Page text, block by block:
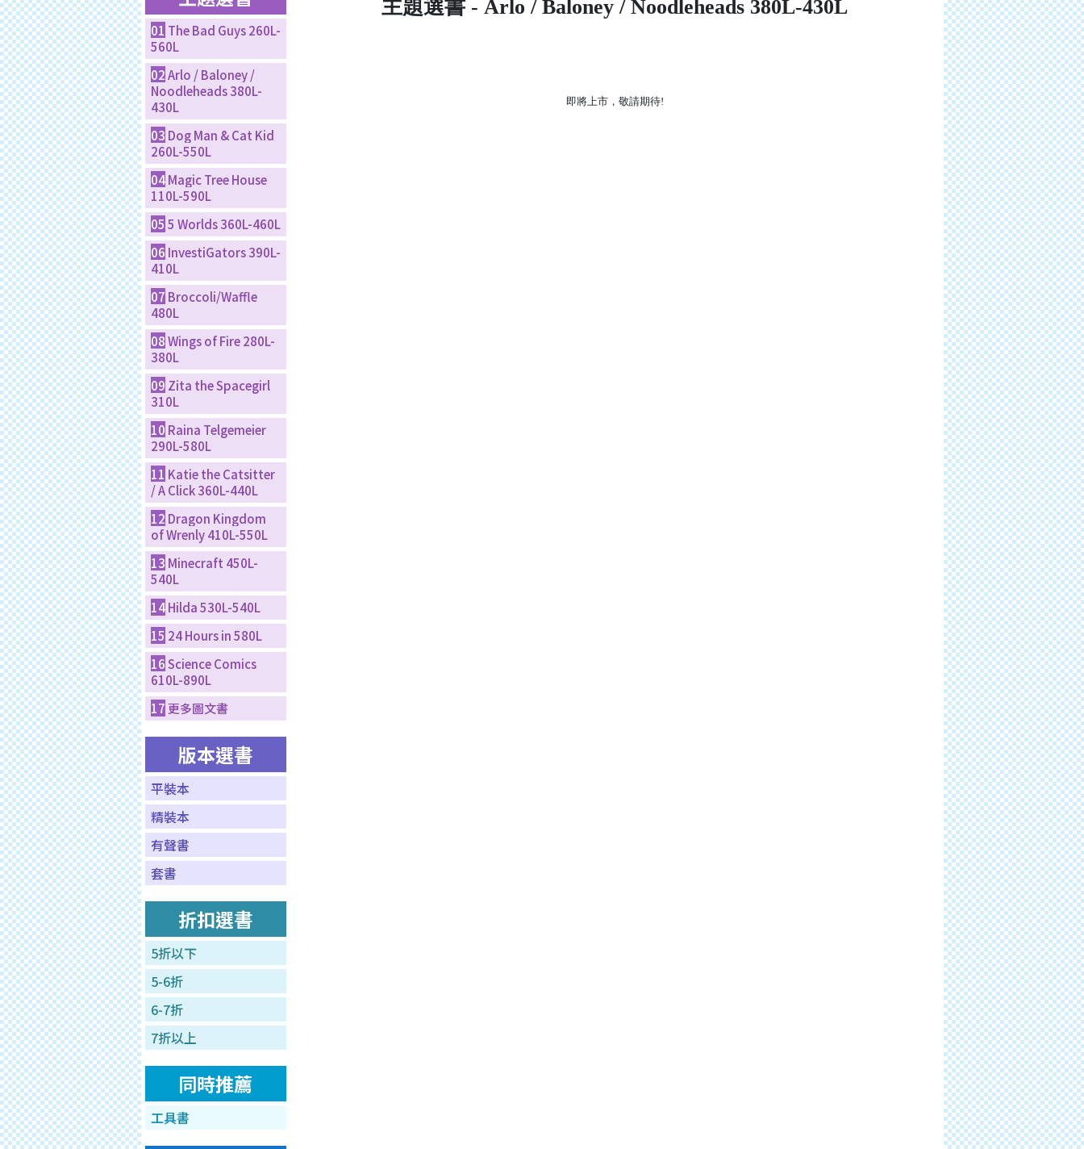
01 The Bad Guys 260L-
560L
02Arlo / Baloney /
Noodleheads 380L-
430L
03 Dog Man & Cat Kid
260L-550L
04 Magic Tree House
110L-590L
05 5 Worlds 360L-460L
06 InvestiGators 390L-
410L
07 Broccoli/Waffle
480L
08Wings of Fire 280L-
380L
09 Zita the Spacegirl
310L
10 Raina Telgemeier
290L-580L
11 Katie the Catsitter
/ A Click 360L-440L
12 Dragon Kingdom
of Wrenly 410L-550L
13 Minecraft 450L-
540L
14 Hilda 530L-540L
15 24 Hours in 580L
16Science Comics
610L-890L
17更多圖文書
版本選書
平裝本
精裝本
有聲書
套書
折扣選書
5折以下
5-6折
6-7折
7折以上
同時推薦
工具書
主題選書 - Arlo / Baloney / Noodleheads 380L-430L
即將上市，敬請期待!